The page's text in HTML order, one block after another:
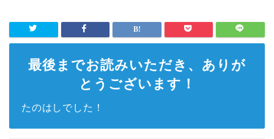
最後までお読みいただき、ありが
とうございます！
たのはしでした！